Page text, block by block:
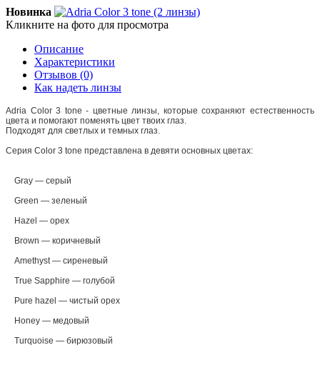
Новинка
Кликните на фото для просмотра
Описание
Характеристики
Отзывов (0)
Как надеть линзы
Adria Сolor 3 tone - цветные линзы, которые сохраняют естественность
цвета и помогают поменять цвет твоих глаз.
Подходят для светлых и темных глаз.
Серия Color 3 tone представлена в девяти основных цветах:
Gray — серый
Green — зеленый
Hazel — орех
Brown — коричневый
Amethyst — сиреневый
True Sapphire — голубой
Pure hazel — чистый орех
Honey — медовый
Turquoise — бирюзовый